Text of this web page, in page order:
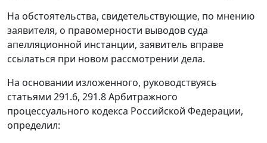
На обстоятельства, свидетельствующие, по мнению
заявителя, о правомерности выводов суда
апелляционной инстанции, заявитель вправе
ссылаться при новом рассмотрении дела.
На основании изложенного, руководствуясь
статьями 291.6, 291.8Арбитражного
процессуального кодекса Российской Федерации,
определил: